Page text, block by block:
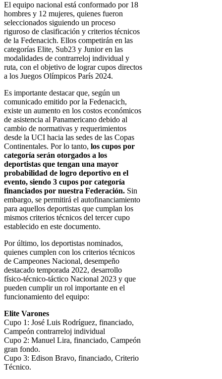
El equipo nacional está conformado por 18
hombres y 12 mujeres, quienes fueron
seleccionados siguiendo un proceso
riguroso de clasificación y criterios técnicos
de la Fedenacich. Ellos competirán en las
categorías Elite, Sub23 y Junior en las
modalidades de contrarreloj individual y
ruta, con el objetivo de lograr cupos directos
a los Juegos Olímpicos París 2024.
Es importante destacar que, según un
comunicado emitido por la Fedenacich,
existe un aumento en los costos económicos
de asistencia al Panamericano debido al
cambio de normativas y requerimientos
desde la UCI hacia las sedes de las Copas
Continentales. Por lo tanto, los cupos por
categoría serán otorgados a los
deportistas que tengan una mayor
probabilidad de logro deportivo en el
evento, siendo 3 cupos por categoría
financiados por nuestra Federación. Sin
embargo, se permitirá el autofinanciamiento
para aquellos deportistas que cumplan los
mismos criterios técnicos del tercer cupo
establecido en este documento.
Por último, los deportistas nominados,
quienes cumplen con los criterios técnicos
de Campeones Nacional, desempeño
destacado temporada 2022, desarrollo
físico-técnico-táctico Nacional 2023 y que
pueden cumplir un rol importante en el
funcionamiento del equipo:
Elite Varones
Cupo 1: José Luis Rodríguez, financiado,
Campeón contrarreloj individual
Cupo 2: Manuel Lira, financiado, Campeón
gran fondo.
Cupo 3: Edison Bravo, financiado, Criterio
Técnico.